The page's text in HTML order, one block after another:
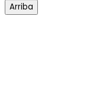
Arriba